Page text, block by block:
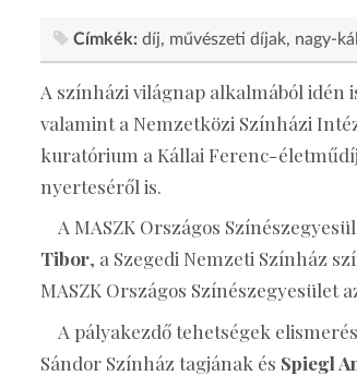
Címkék: díj művészeti díjak nagy-
A színházi világnap alkalmából idén
valamint a Nemzetközi Színházi
kuratórium a Kállai Ferenc-
nyerteséről is.
A MASZK Országos
Tibor, a Szegedi Nemzeti Színház
MASZK Országos Színészegyesület
A pályakezdő tehetségek
Sándor Színház tagjának és Spiegl